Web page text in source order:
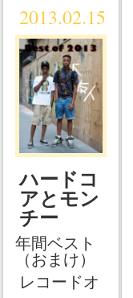
2013.02.15
ハードコ
アとモン
チー
年間ベスト
（おまけ）
レコードオ